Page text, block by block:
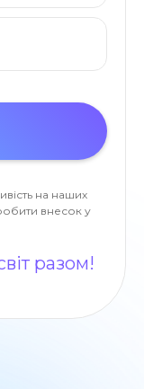
на наших
внесок у
разом!